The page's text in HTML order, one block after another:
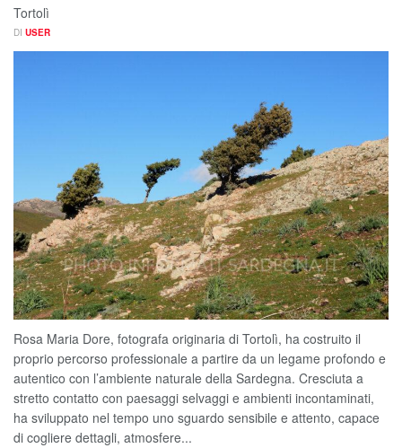
Tortolì
DI USER
Rosa Maria Dore, fotografa originaria di Tortolì, ha costruito il
proprio percorso professionale a partire da un legame profondo e
autentico con l’ambiente naturale della Sardegna. Cresciuta a
stretto contatto con paesaggi selvaggi e ambienti incontaminati,
ha sviluppato nel tempo uno sguardo sensibile e attento, capace
di cogliere dettagli, atmosfere...